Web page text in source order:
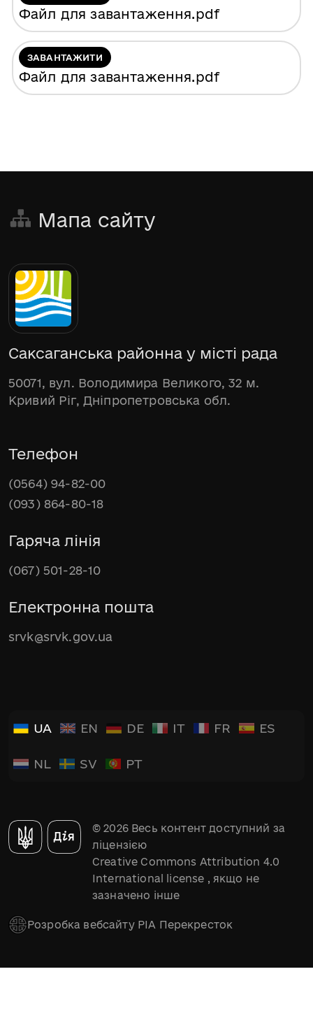
Файл для завантаження.pdf
ЗАВАНТАЖИТИ
Файл для завантаження.pdf
Мапа сайту
Саксаганська районна у місті рада
50071, вул. Володимира Великого, 32 м.
Кривий Ріг, Дніпропетровська обл.
Телефон
(0564) 94-82-00
(093) 864-80-18
Гаряча лінія
(067) 501-28-10
Електронна пошта
srvk@srvk.gov.ua
UA EN DE IT FR ES
NL SV PT
© 2026 Весь контент доступний за
ліцензією
Creative Commons Attribution 4.0
International license , якщо не
зазначено інше
Розробка вебсайту РІА Перекресток